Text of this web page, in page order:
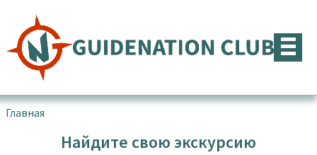
содержимому
Главная
Найдите свою экскурсию